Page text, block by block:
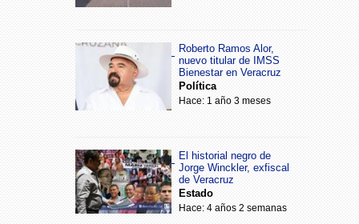
Roberto Ramos Alor,
nuevo titular de IMSS
Bienestar en Veracruz
Política
Hace: 1 año 3 meses
El historial negro de
Jorge Winckler, exfiscal
de Veracruz
Estado
Hace: 4 años 2 semanas